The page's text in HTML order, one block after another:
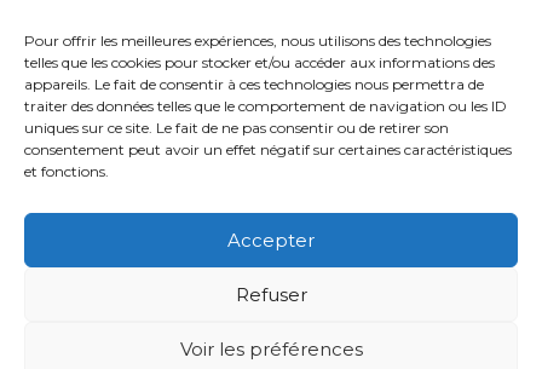
Pour offrir les meilleures expériences, nous utilisons des technologies
telles que les cookies pour stocker et/ou accéder aux informations des
appareils. Le fait de consentir à ces technologies nous permettra de
traiter des données telles que le comportement de navigation ou les ID
uniques sur ce site. Le fait de ne pas consentir ou de retirer son
consentement peut avoir un effet négatif sur certaines caractéristiques
et fonctions.
Accepter
Refuser
Voir les préférences
Votre CPTS
Professionnels de santé